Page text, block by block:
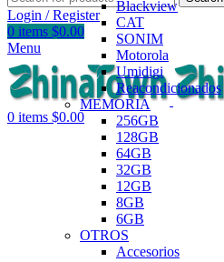
Login / Register
0 items $0.00
Menu
0 items $0.00
Blackview
CAT
SONIM
Motorola
Umidigi
Reacondicionados
MEMORIA
256GB
128GB
64GB
32GB
12GB
8GB
6GB
OTROS
Accesorios